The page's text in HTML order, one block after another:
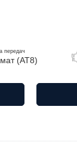
передач
(AT8)